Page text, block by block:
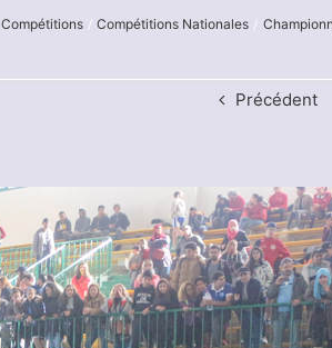
Compétitions Compétitions Nationales
Précédent